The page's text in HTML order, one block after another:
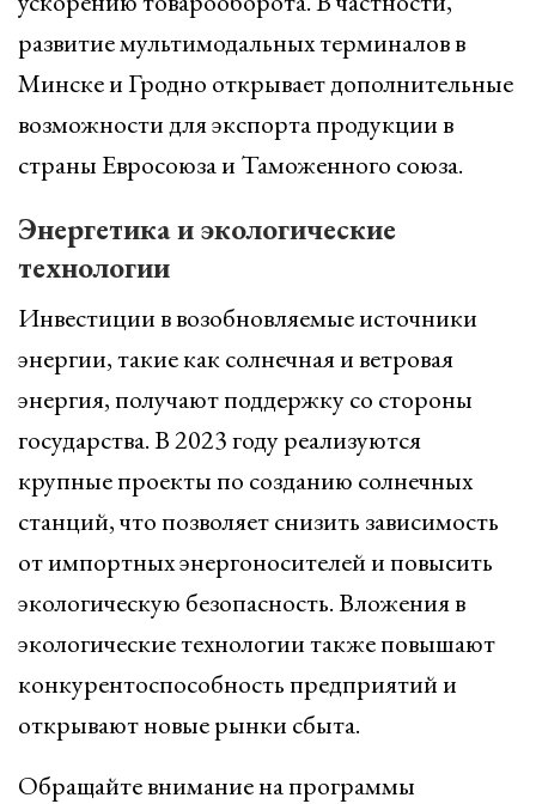
развитие мультимодальных терминалов в
Минске и Гродно открывает дополнительные
возможности для экспорта продукции в
страны Евросоюза и Таможенного союза.
Энергетика и экологические
технологии
Инвестиции в возобновляемые источники
энергии, такие как солнечная и ветровая
энергия, получают поддержку со стороны
государства. В 2023 году реализуются
крупные проекты по созданию солнечных
станций, что позволяет снизить зависимость
от импортных энергоносителей и повысить
экологическую безопасность. Вложения в
экологические технологии также повышают
конкурентоспособность предприятий и
открывают новые рынки сбыта.
Обращайте внимание на программы